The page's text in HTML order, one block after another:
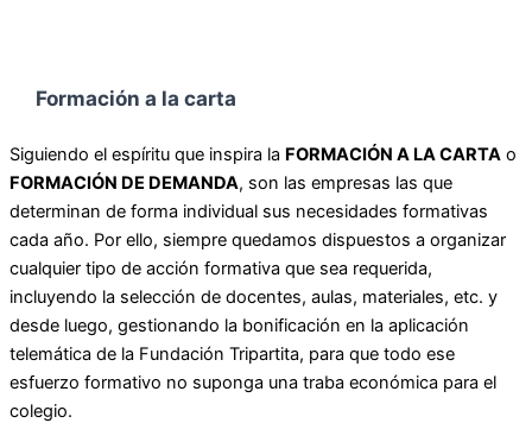
Formación a la carta
Siguiendo el espíritu que inspira la FORMACIÓN A LA CARTA o
FORMACIÓN DE DEMANDA, son las empresas las que
determinan de forma individual sus necesidades formativas
cada año. Por ello, siempre quedamos dispuestos a organizar
cualquier tipo de acción formativa que sea requerida,
incluyendo la selección de docentes, aulas, materiales, etc. y
desde luego, gestionando la bonificación en la aplicación
telemática de la Fundación Tripartita, para que todo ese
esfuerzo formativo no suponga una traba económica para el
colegio.